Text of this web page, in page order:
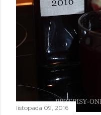
listopada 09, 2016